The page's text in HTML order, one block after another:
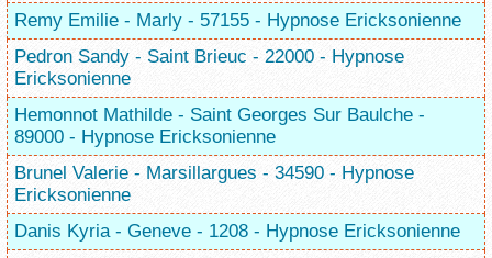
Remy Emilie - Marly - 57155 - Hypnose Ericksonienne
Pedron Sandy - Saint Brieuc - 22000 - Hypnose
Ericksonienne
Hemonnot Mathilde - Saint Georges Sur Baulche -
89000 - Hypnose Ericksonienne
Brunel Valerie - Marsillargues - 34590 - Hypnose
Ericksonienne
Danis Kyria - Geneve - 1208 - Hypnose Ericksonienne